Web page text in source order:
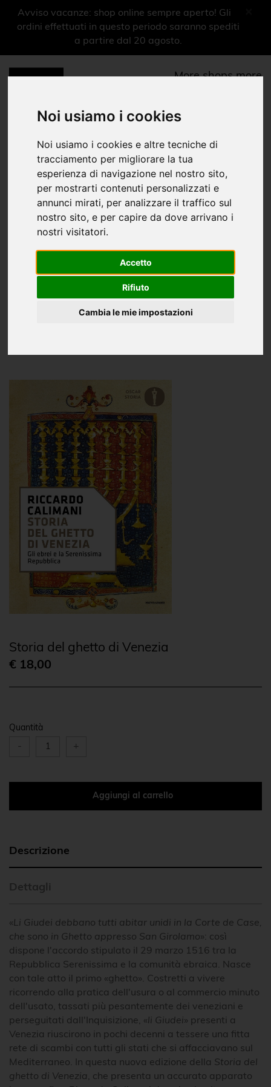
Noi usiamo i cookies
Noi usiamo i cookies e altre tecniche di
tracciamento per migliorare la tua
esperienza di navigazione nel nostro sito,
per mostrarti contenuti personalizzati e
annunci mirati, per analizzare il traffico sul
nostro sito, e per capire da dove arrivano i
nostri visitatori.
Accetto
Rifiuto
Cambia le mie impostazioni
Avviso vacanze: shop online sempre aperto! Gli
ordini effettuati in questo periodo saranno spediti
a partire dal 20 agosto.
More shops more
Libri
Storia
Shop Musei
Museo Nazionale dell'Ebraismo Italiano e della Shoah | Libri
Storia del ghetto di Venezia
€ 18,00
Quantità
- +
Aggiungi al carrello
Descrizione
Dettagli
«Li Giudei debbano tutti abitar unidi in la Corte de Case,
che sono in Ghetto appresso San Girolamo»: così
dispone l'accordo stipulato il 29 marzo 1516 tra la
Repubblica Serenissima e la comunità ebraica. Nasce
con tale atto il primo «ghetto». Costretti a vivere
ricorrendo alla pratica dell'usura o al commercio minuto
dell'usato, tassati più pesantemente dei veneziani e
perseguitati dall'Inquisizione, «li Giudei» presenti a
Venezia riuscirono in pochi decenni a tessere una fitta
rete di scambi con tutti gli stati che si affacciavano sul
Mediterraneo. In questa nuova edizione della Storia del
ghetto di Venezia, che presenta un accurato apparato